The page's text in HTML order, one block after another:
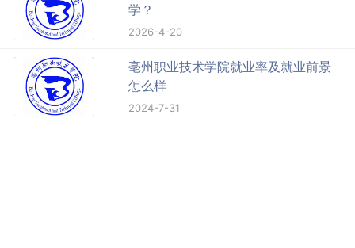
学？
2026-4-20
亳州职业技术学院就业率及就业前景
怎么样
2024-7-31